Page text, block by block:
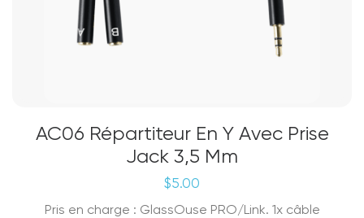
AC06 Répartiteur En Y Avec Prise
Jack 3,5 Mm
$5.00
Pris en charge : GlassOuse PRO/Link. 1x câble